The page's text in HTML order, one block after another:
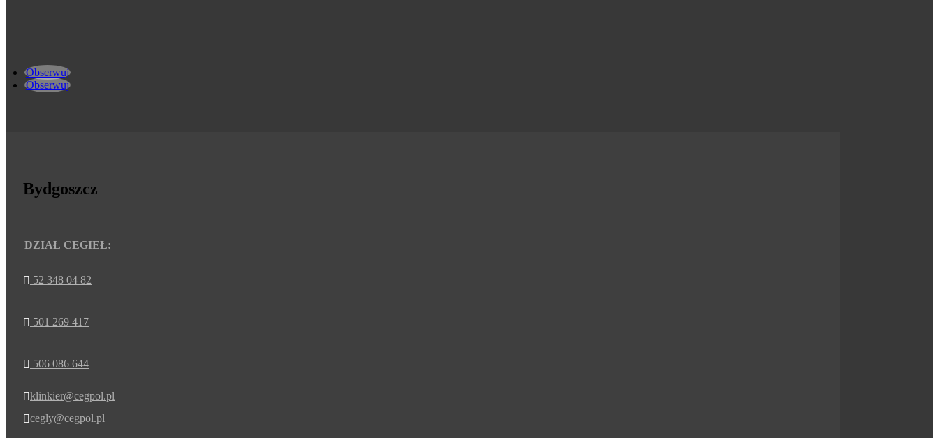
Obserwuj
Obserwuj
Bydgoszcz
DZIAŁ CEGIEŁ:
 52 348 04 82
 501 269 417
 506 086 644
klinkier@cegpol.pl
cegly@cegpol.pl